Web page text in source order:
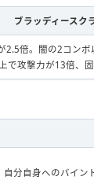
ブラッディースク
2.5倍。闇の2コン
で攻撃力が13倍、固
自分自身へのバイン